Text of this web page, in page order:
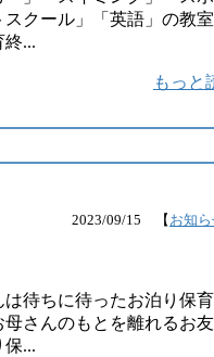
クール」「英語」の教
終...
もっと
2023/09/15 【 お知
待ちに待ったお泊り保
さんのもとを離れるお
保...